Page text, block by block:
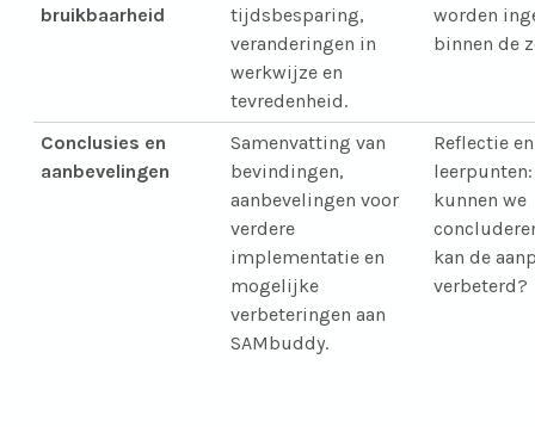
bruikbaarheid
tijdsbesparing,
veranderingen in
werkwijze en
tevredenheid.
worden
binnen de
Conclusies en
aanbevelingen
Samenvatting van
bevindingen,
aanbevelingen voor
verdere
implementatie en
mogelijke
verbeteringen aan
SAMbuddy.
Reflectie en
leerpunten:
kunnen we
kan de
verbeterd?